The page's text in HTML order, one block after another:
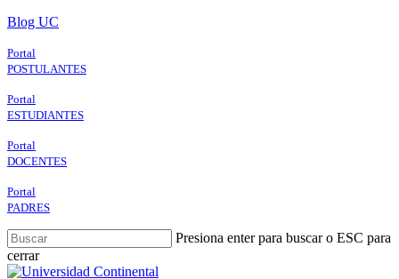
Skip
main
content
Blog UC
Portal
POSTULANTES
Portal
ESTUDIANTES
Portal
DOCENTES
Portal
PADRES
Presiona enter para buscar o ESC para
cerrar
Close